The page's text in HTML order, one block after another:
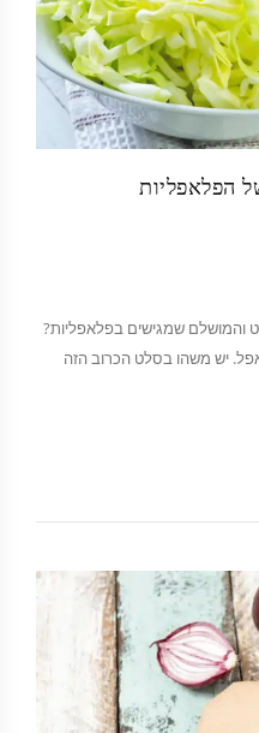
הפלאפליות
והמושלם שמגישים בפלאפליות?
יש משהו בסלט הכרוב הזה